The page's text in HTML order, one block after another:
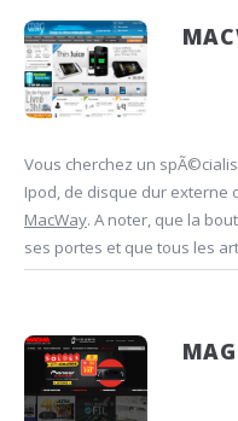
Vous cherchez un
Ipod, de disque dur externe
MacWay. A noter, que la
ses portes et que tous les